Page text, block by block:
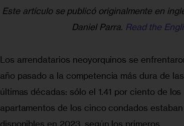
Este artículo se publicó originalmente en
Daniel Parra. Read the
Los arrendatarios neoyorquinos se
año pasado a la competencia más dura de las
últimas décadas: sólo el 1.41 por ciento de los
apartamentos de los cinco condados estaban
disponibles en 2023, según los primeros